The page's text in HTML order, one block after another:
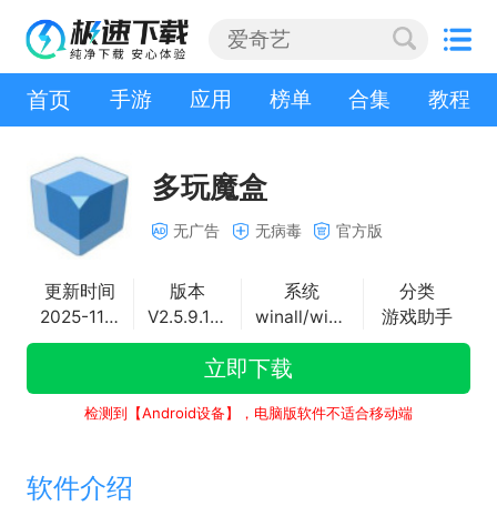
首页 手游 应用 榜单 合集 教程
多玩魔盒
无广告 无病毒 官方版
更新时间
2025-11-18
版本
V2.5.9.189
系统
winall/win7/win10/win11
分类
游戏助手
立即下载
检测到【Android设备】，电脑版软件不适合移动端
软件介绍